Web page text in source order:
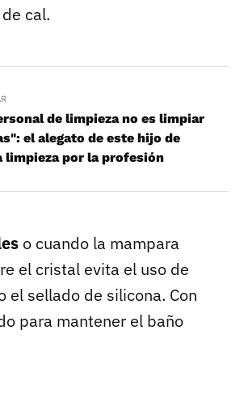
cal.
de limpieza no es limpiar
el alegato de este hijo de
limpieza por la profesión
o cuando la mampara
el cristal evita el uso de
sellado de silicona. Con
para mantener el baño